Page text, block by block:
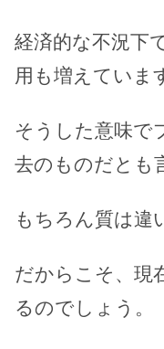
経済的な不況下
用も増えていま
そうした意味で
去のものだとも
もちろん質は違
だからこそ、現
るのでしょう。